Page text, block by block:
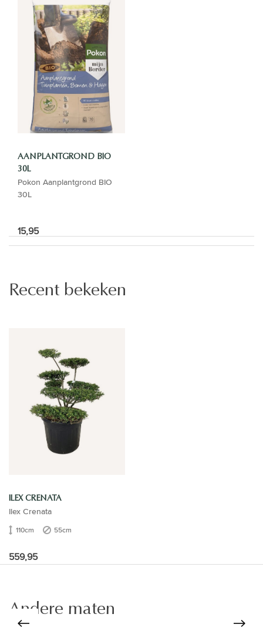
AANPLANTGROND BIO
30L
Pokon Aanplantgrond BIO
30L
15,95
Recent bekeken
ILEX CRENATA
Ilex Crenata
110cm 55cm
559,95
Andere maten